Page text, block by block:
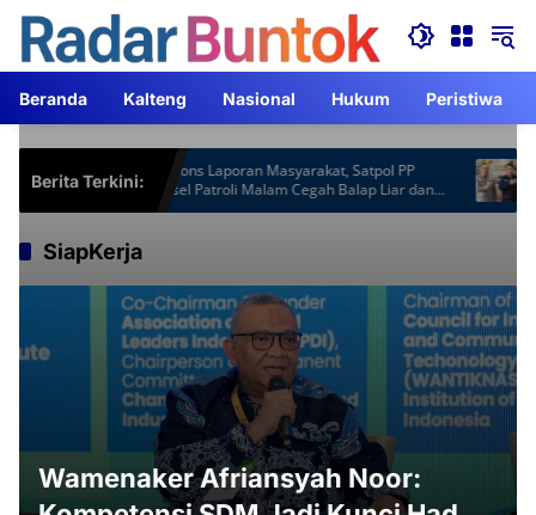
Langsung
konten
Beranda Kalteng Nasional Hukum Peristiwa
Berita Terkini:Respons Laporan Masyarakat, Satpol PP
Barsel Patroli Malam Cegah Balap Liar dan
Knalpot Brong
ACJA
SiapKerja
Wamenaker Afriansyah Noor: